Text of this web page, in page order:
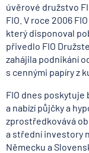
úvěrové družstvo
FIO. V roce 2006
který disponoval
přivedlo FIO
zahájila podnikání
s cennými papíry z
FIO dnes poskytuje
a nabízí půjčky a
zprostředkovává
a střední investory
Německu a